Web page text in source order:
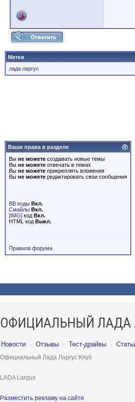
Метки
лада ларгус
Ваши права в разделе
Вы не можете создавать новые темы
Вы не можете отвечать в темах
Вы не можете прикреплять вложения
Вы не можете редактировать свои сообщения
BB коды Вкл.
Смайлы Вкл.
[IMG] код Вкл.
HTML код Выкл.
Правила форума
ОФИЦИАЛЬНЫЙ ЛАДА
Новости · Отзывы · Тест-драйвы ·
Официальный Лада Ларгус Клуб
LADA Largus
Разместить рекламу на сайте